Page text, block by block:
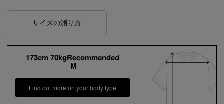
サイズの測り方
173cm 70kgRecommended
M
Find out more on your body type